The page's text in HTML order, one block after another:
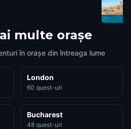
multe orașe
în orașe din întreaga lume
London
60 quest-uri
Bucharest
48 quest-uri